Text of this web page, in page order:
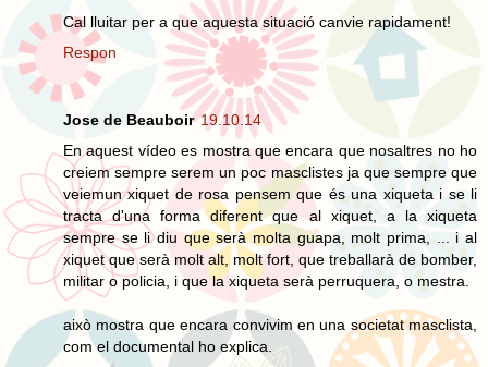
Cal lluitar per a que aquesta situació canvie rapidament!
Respon
Jose de Beauboir 19.10.14
En aquest vídeo es mostra que encara que nosaltres no ho
creiem sempre serem un poc masclistes ja que sempre que
veiemun xiquet de rosa pensem que és una xiqueta i se li
tracta d'una forma diferent que al xiquet, a la xiqueta
sempre se li diu que serà molta guapa, molt prima, ... i al
xiquet que serà molt alt, molt fort, que treballarà de bomber,
militar o policia, i que la xiqueta serà perruquera, o mestra.
això mostra que encara convivim en una societat masclista,
com el documental ho explica.